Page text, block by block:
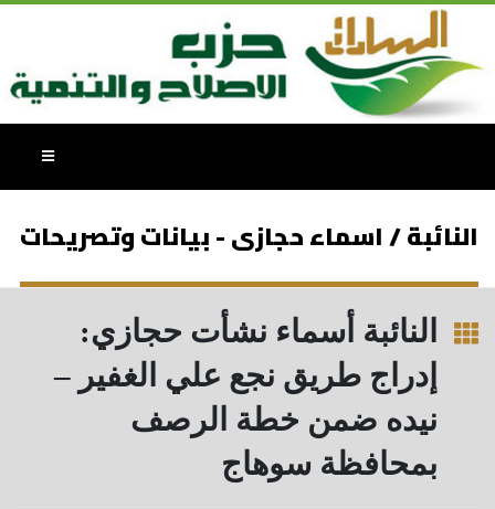
النائبة / اسماء حجازى - بيانات وتصريحات
النائبة أسماء نشأت حجازي:
إدراج طريق نجع علي الغفير –
نيده ضمن خطة الرصف
بمحافظة سوهاج